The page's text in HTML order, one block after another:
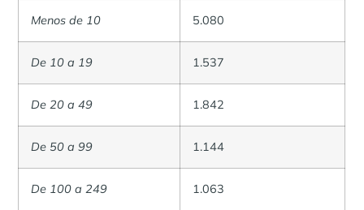
Menos de 10 5.080
De 10 a 19 1.537
De 20 a 49 1.842
De 50 a 99 1.144
De 100 a 249 1.063